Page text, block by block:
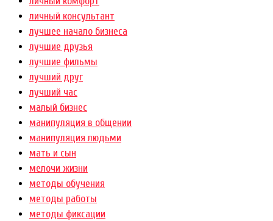
личный консультант
лучшее начало бизнеса
лучшие друзья
лучшие фильмы
лучший друг
лучший час
малый бизнес
манипуляция в общении
манипуляция людьми
мать и сын
мелочи жизни
методы обучения
методы работы
методы фиксации